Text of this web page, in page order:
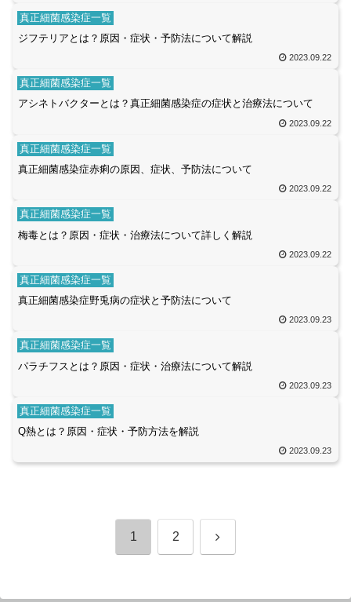
真正細菌感染症一覧
ジフテリアとは？原因・症状・予防法について解説
2023.09.22
真正細菌感染症一覧
アシネトバクターとは？真正細菌感染症の症状と治療法について
2023.09.22
真正細菌感染症一覧
真正細菌感染症赤痢の原因、症状、予防法について
2023.09.22
真正細菌感染症一覧
梅毒とは？原因・症状・治療法について詳しく解説
2023.09.22
真正細菌感染症一覧
真正細菌感染症野兎病の症状と予防法について
2023.09.23
真正細菌感染症一覧
パラチフスとは？原因・症状・治療法について解説
2023.09.23
真正細菌感染症一覧
Q熱とは？原因・症状・予防方法を解説
2023.09.23
1 2 次